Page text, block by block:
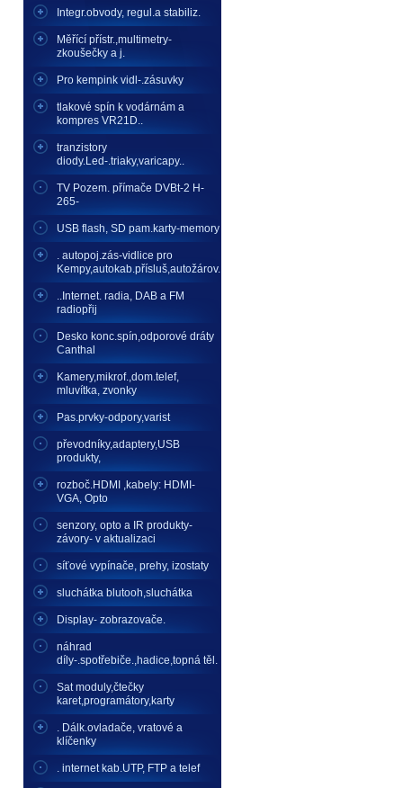
Integr.obvody, regul.a stabiliz.
Měřící přístr.,multimetry-
zkoušečky a j.
Pro kempink vidl-.zásuvky
tlakové spín k vodárnám a
kompres VR21D..
tranzistory
diody.Led-.triaky,varicapy..
TV Pozem. přímače DVBt-2 H-
265-
USB flash, SD pam.karty-memory
. autopoj.zás-vidlice pro
Kempy,autokab.přísluš,autožárov.
..Internet. radia, DAB a FM
radiopřij
Desko konc.spín,odporové dráty
Canthal
Kamery,mikrof.,dom.telef,
mluvítka, zvonky
Pas.prvky-odpory,varist
převodníky,adaptery,USB
produkty,
rozboč.HDMI ,kabely: HDMI-
VGA, Opto
senzory, opto a IR produkty-
závory- v aktualizaci
síťové vypínače, prehy, izostaty
sluchátka blutooh,sluchátka
Display- zobrazovače.
náhrad
díly-.spotřebiče.,hadice,topná těl.
Sat moduly,čtečky
karet,programátory,karty
. Dálk.ovladače, vratové a
klíčenky
. internet kab.UTP, FTP a telef